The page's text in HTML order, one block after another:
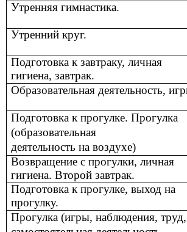
Утренняя гимнастика.
Утренний круг.
Подготовка к завтраку, личная
гигиена, завтрак.
Образовательная деятельность,
Подготовка к прогулке. Прогулка
(образовательная
деятельность на воздухе)
Возвращение с прогулки, личная
гигиена. Второй завтрак.
Подготовка к прогулке, выход на
прогулку.
Прогулка (игры, наблюдения, труд,